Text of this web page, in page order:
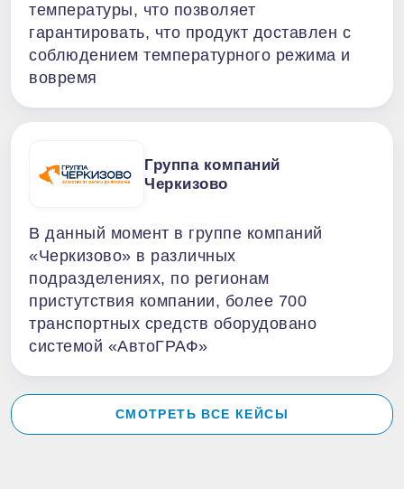
температуры, что позволяет
гарантировать, что продукт доставлен с
соблюдением температурного режима и
вовремя
Группа компаний
Черкизово
В данный момент в группе компаний
«Черкизово» в различных
подразделениях, по регионам
пристутствия компании, более 700
транспортных средств оборудовано
системой «АвтоГРАФ»
СМОТРЕТЬ ВСЕ КЕЙСЫ